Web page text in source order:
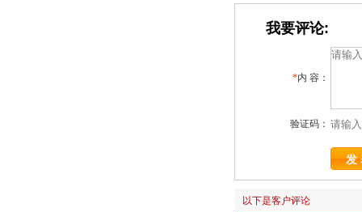
我要评论:
*内 容：
验证码：
以下是客户评论